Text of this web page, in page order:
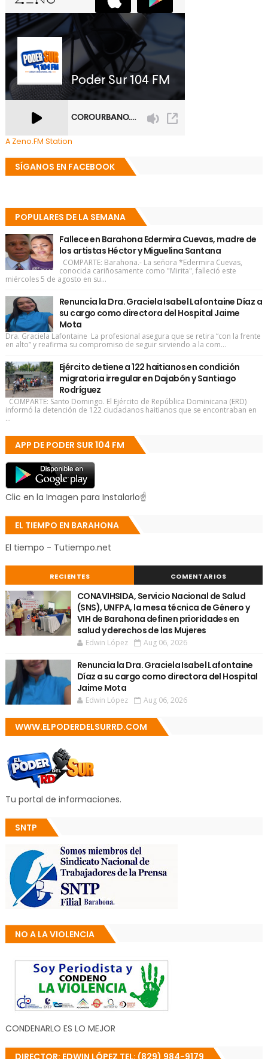
A Zeno.FM Station
SÍGANOS EN FACEBOOK
POPULARES DE LA SEMANA
Fallece en Barahona Edermira Cuevas, madre de
los artistas Héctor y Miguelina Santana
COMPARTE: Barahona.- La señora *Edermira Cuevas,
conocida cariñosamente como "Mirita", falleció este
miércoles 5 de agosto en su...
Renuncia la Dra. Graciela Isabel Lafontaine Díaz a
su cargo como directora del Hospital Jaime
Mota
Dra. Graciela Lafontaine La profesional asegura que se retira “con la frente
en alto” y reafirma su compromiso de seguir sirviendo a la com...
Ejército detiene a 122 haitianos en condición
migratoria irregular en Dajabón y Santiago
Rodríguez
COMPARTE: Santo Domingo. El Ejército de República Dominicana (ERD)
informó la detención de 122 ciudadanos haitianos que se encontraban en
...
APP DE PODER SUR 104 FM
Clic en la Imagen para Instalarlo☝
EL TIEMPO EN BARAHONA
El tiempo - Tutiempo.net
RECIENTES COMENTARIOS
CONAVIHSIDA, Servicio Nacional de Salud
(SNS), UNFPA, la mesa técnica de Género y
VIH de Barahona definen prioridades en
salud y derechos de las Mujeres
Edwin López Aug 06, 2026
Renuncia la Dra. Graciela Isabel Lafontaine
Díaz a su cargo como directora del Hospital
Jaime Mota
Edwin López Aug 06, 2026
WWW.ELPODERDELSURRD.COM
Tu portal de informaciones.
SNTP
NO A LA VIOLENCIA
CONDENARLO ES LO MEJOR
DIRECTOR: EDWIN LÓPEZ TEL: (829) 984-9179